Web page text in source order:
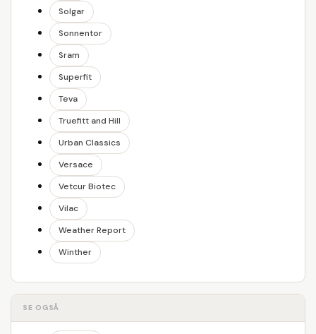
Solgar
Sonnentor
Sram
Superfit
Teva
Truefitt and Hill
Urban Classics
Versace
Vetcur Biotec
Vilac
Weather Report
Winther
SE OGSÅ